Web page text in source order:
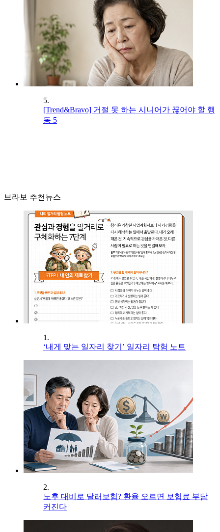
5.
[Trend&Bravo] 거절 못 하는 시니어가 끊어야 할 행
동 5
브라보 추천뉴스
1.
‘내게 맞는 일자리 찾기’ 일자리 탐험 노트
2.
노후 대비로 달러보험? 환율 오르면 보험료 부담
커진다